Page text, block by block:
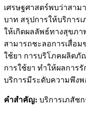
เศรษฐศาสตร์พบว่าสาม
บาท สรุปการให้บริการ
ให้เกิดผลลัพธ์ทางสุขภ
สามารถชะลอการเสื่อม
ใช้ยา การบริโภคผลิต
การใช้ยา ทำให้ผลการ
บริการมีระดับความพึง
คำสำคัญ: บริการเภสัช